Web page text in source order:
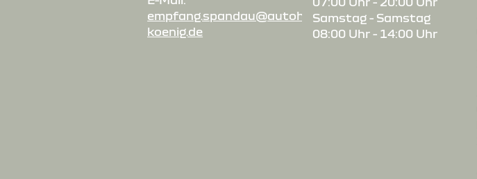
empfang.spandau@autohaus-
koenig.de
Samstag - Samstag
08:00 Uhr - 14:00 Uhr